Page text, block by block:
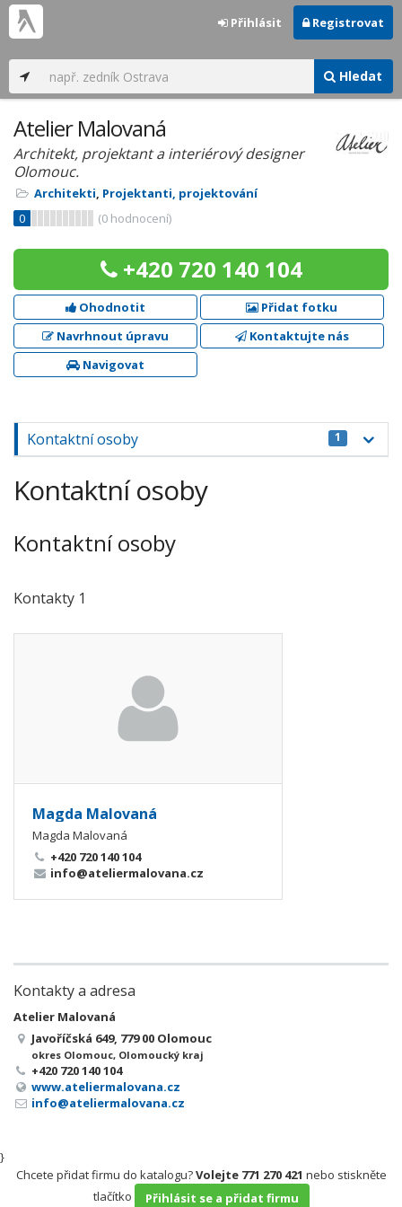
Hledat
Přihlásit Registrovat
Atelier Malovaná
Architekt, projektant a interiérový designer
Olomouc.
Architekti, Projektanti, projektování
0
(0 hodnocení)
+420 720 140 104
Ohodnotit
Přidat fotku
Navrhnout úpravu
Kontaktujte nás
Navigovat
Kontaktní osoby 1
Kontaktní osoby
Kontaktní osoby
Kontakty 1
Magda Malovaná
Magda Malovaná
+420 720 140 104
info@ateliermalovana.cz
Kontakty a adresa
Atelier Malovaná
Javoříčská 649, 779 00 Olomouc
okres Olomouc, Olomoucký kraj
+420 720 140 104
www.ateliermalovana.cz
info@ateliermalovana.cz
}
Chcete přidat firmu do katalogu?Volejte 771 270 421 nebo stiskněte
tlačítko
Přihlásit se a přidat firmu